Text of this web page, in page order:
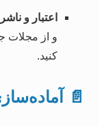
اعتبار و
کنید.
📄